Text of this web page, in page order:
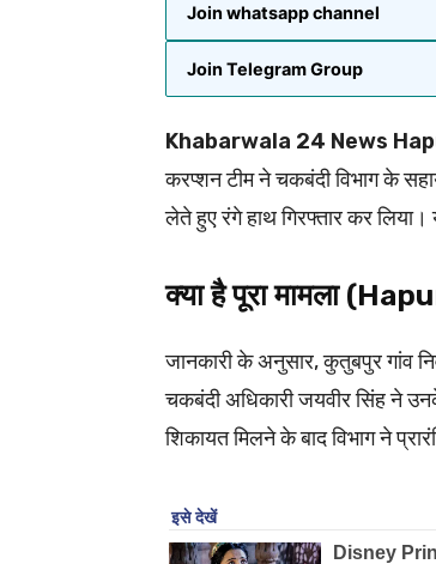
Join whatsapp channel
Join Telegram Group
Khabarwala 24 News
करप्शन टीम ने चकबंदी विभाग के
लेते हुए रंगे हाथ गिरफ्तार कर लिया।
क्या है पूरा मामला
जानकारी के अनुसार, कुतुबपुर गांव
चकबंदी अधिकारी जयवीर सिंह ने
शिकायत मिलने के बाद विभाग ने